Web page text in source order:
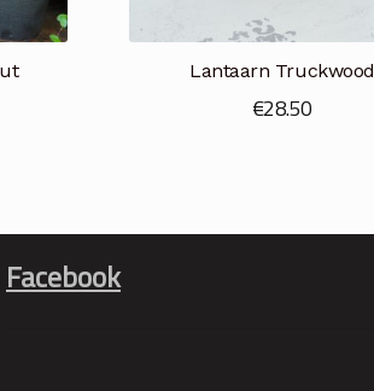
Lantaarn Truckwood
€28.50
Facebook